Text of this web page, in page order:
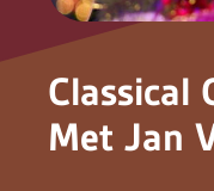
Classical
Met Jan